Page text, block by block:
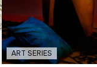
ART SERIES